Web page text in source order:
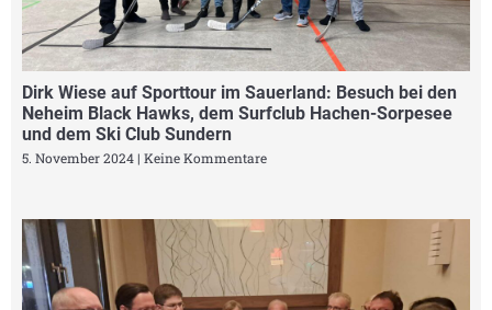
Dirk Wiese auf Sporttour im Sauerland: Besuch bei den
Neheim Black Hawks, dem Surfclub Hachen-Sorpesee
und dem Ski Club Sundern
5. November 2024 Keine Kommentare